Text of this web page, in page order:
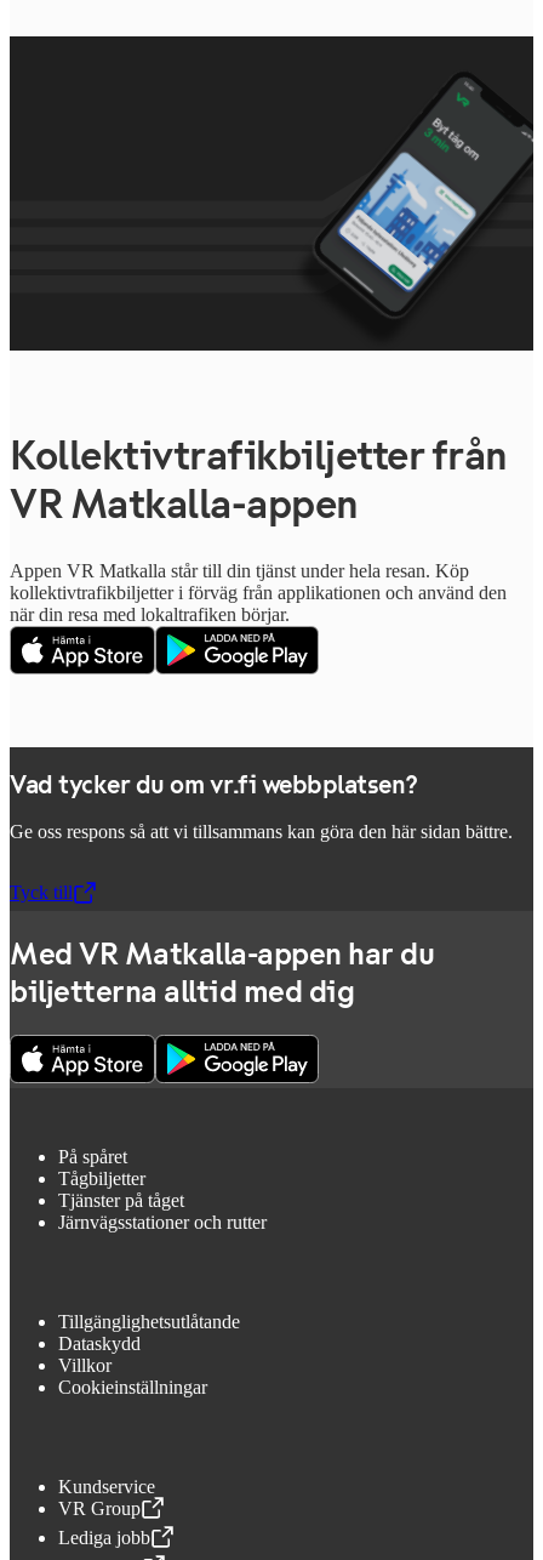
Kollektivtrafikbiljetter från
VR Matkalla-appen
Appen VR Matkalla står till din tjänst under hela resan. Köp
kollektivtrafikbiljetter i förväg från applikationen och använd den
när din resa med lokaltrafiken börjar.
Vad tycker du om vr.fi webbplatsen?
Ge oss respons så att vi tillsammans kan göra den här sidan bättre.
Tyck till
,Öppnas i en ny flik
Med VR Matkalla-appen har du
biljetterna alltid med dig
På spåret
Tågbiljetter
Tjänster på tåget
Järnvägsstationer och rutter
Tillgänglighetsutlåtande
Dataskydd
Villkor
Cookieinställningar
Kundservice
VR Group
,Öppnas i en ny flik
Lediga jobb
,Öppnas i en ny flik